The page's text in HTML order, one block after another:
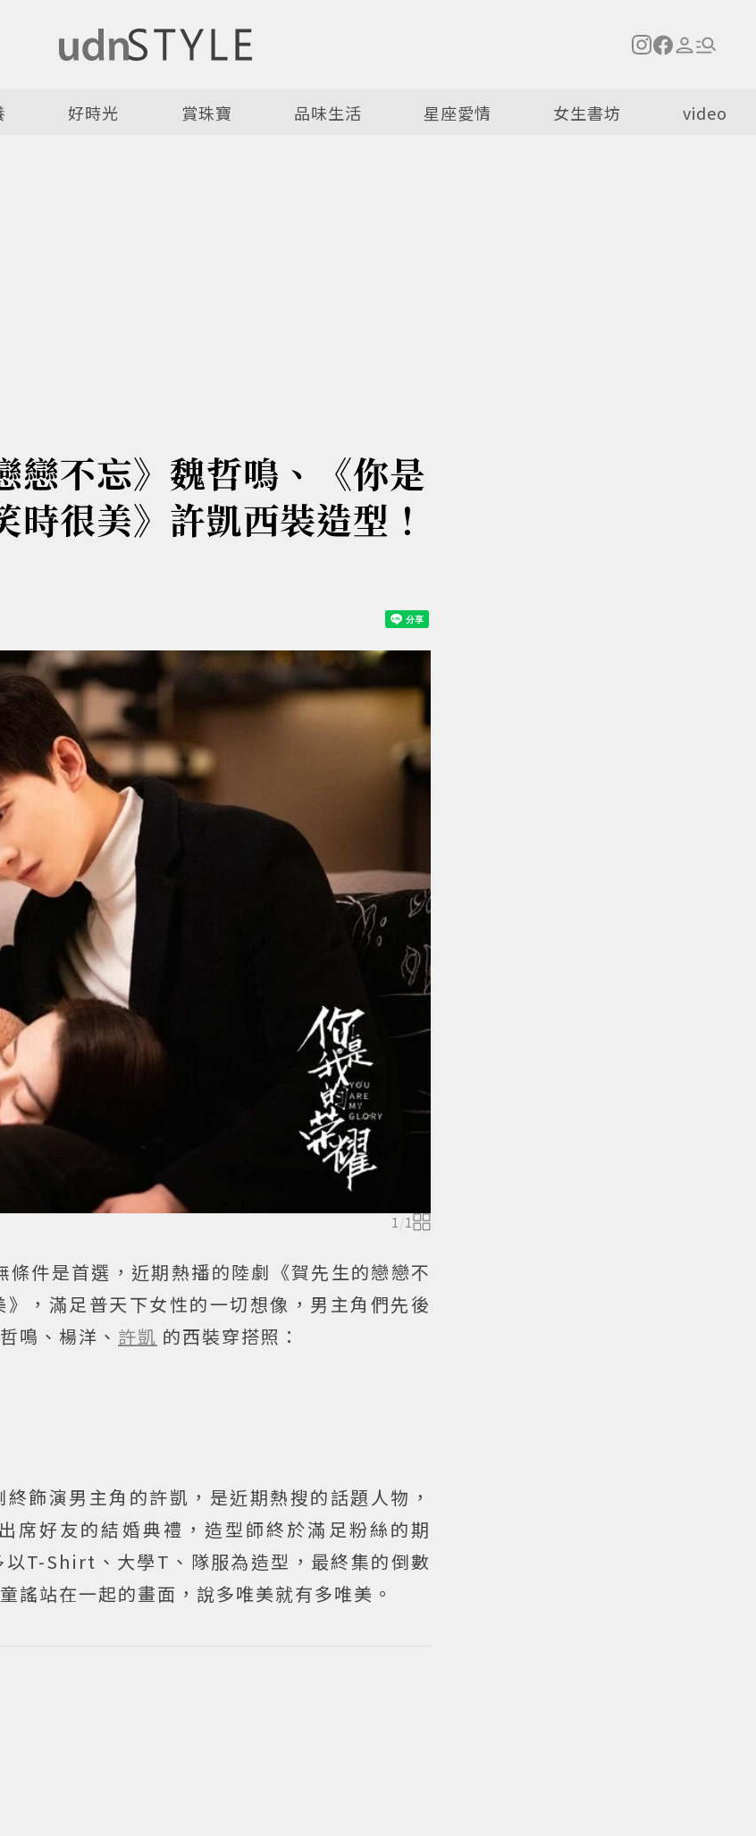
好時光 賞珠寶 品味生活 星座愛情 女生書坊 video
戀不忘》魏哲鳴、《你是
很美》許凱西裝造型！
1/1
條件是首選，近期熱播的陸劇《賀先生的戀戀不
，滿足普天下女性的一切想像，男主角們先後
鳴、楊洋、 許凱 的西裝穿搭照：
飾演男主角的許凱，是近期熱搜的話題人物，
席好友的結婚典禮，造型師終於滿足粉絲的期
T-Shirt、大學T、隊服為造型，最終集的倒數
謠站在一起的畫面，說多唯美就有多唯美。